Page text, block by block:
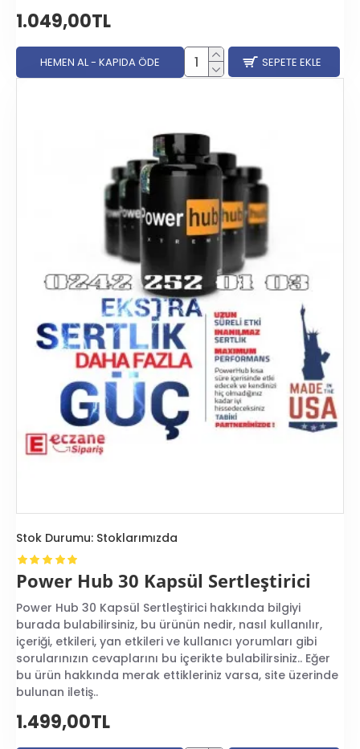
1.049,00TL
HEMEN AL - KAPIDA ÖDE SEPETE EKLE
Stok Durumu: Stoklarımızda
Power Hub 30 Kapsül Sertleştirici
Power Hub 30 Kapsül Sertleştirici hakkında bilgiyi
burada bulabilirsiniz, bu ürünün nedir, nasıl kullanılır,
içeriği, etkileri, yan etkileri ve kullanıcı yorumları gibi
sorularınızın cevaplarını bu içerikte bulabilirsiniz.. Eğer
bu ürün hakkında merak ettikleriniz varsa, site üzerinde
bulunan iletiş..
1.499,00TL